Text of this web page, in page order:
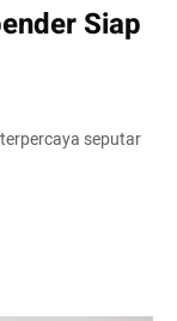
Siap
seputar